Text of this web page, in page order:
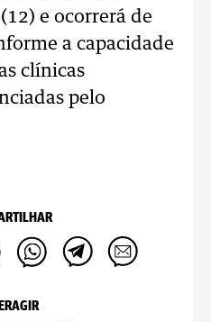
e ocorrerá de
a capacidade
clínicas
pelo